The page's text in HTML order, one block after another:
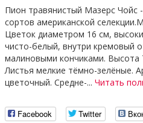
Пион травянистый Мазерс Чойс
сортов американской
Цветок диаметром 16 см,
чисто-белый, внутри кремовый
малиновыми кончиками. Высота
Листья мелкие тёмно-зелёные.
цветочный. Средне-... Читать
Facebook Twitter